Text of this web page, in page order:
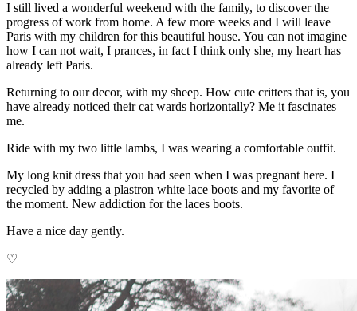
I still lived a wonderful weekend with the family, to discover the
progress of work from home. A few more weeks and I will leave
Paris with my children for this beautiful house. You can not imagine
how I can not wait, I prances, in fact I think only she, my heart has
already left Paris.
Returning to our decor, with my sheep. How cute critters that is, you
have already noticed their cat wards horizontally? Me it fascinates
me.
Ride with my two little lambs, I was wearing a comfortable outfit.
My long knit dress that you had seen when I was pregnant here. I
recycled by adding a plastron white lace boots and my favorite of
the moment. New addiction for the laces boots.
Have a nice day gently.
♡